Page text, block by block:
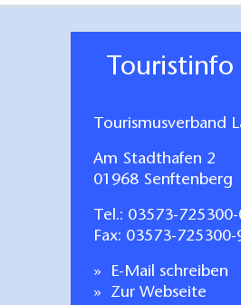
Touristinfo
Tourismusverband
Am Stadthafen 2
01968 Senftenberg
Tel.: 03573-725300-
Fax: 03573-725300-
E-Mail schreiben
Zur Webseite